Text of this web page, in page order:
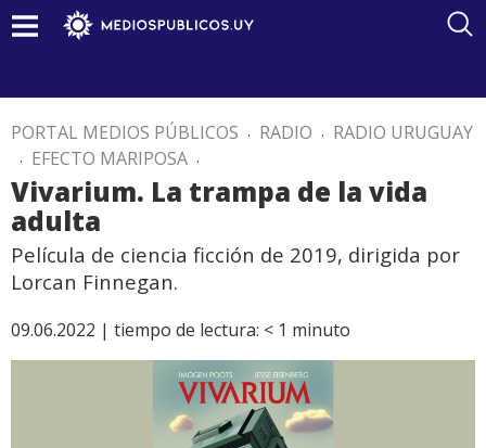
PORTAL MEDIOS PÚBLICOS . RADIO . RADIO URUGUAY
. EFECTO MARIPOSA .
Vivarium. La trampa de la vida
adulta
Película de ciencia ficción de 2019, dirigida por
Lorcan Finnegan.
09.06.2022 | tiempo de lectura: < 1 minuto